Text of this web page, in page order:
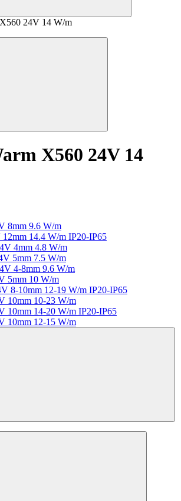
24V 14 W/m
X560 24V 14
8mm 9.6 W/m
14.4 W/m IP20-IP65
4mm 4.8 W/m
5mm 7.5 W/m
4-8mm 9.6 W/m
5mm 10 W/m
8-10mm 12-19 W/m IP20-IP65
10mm 10-23 W/m
10mm 14-20 W/m IP20-IP65
10mm 12-15 W/m